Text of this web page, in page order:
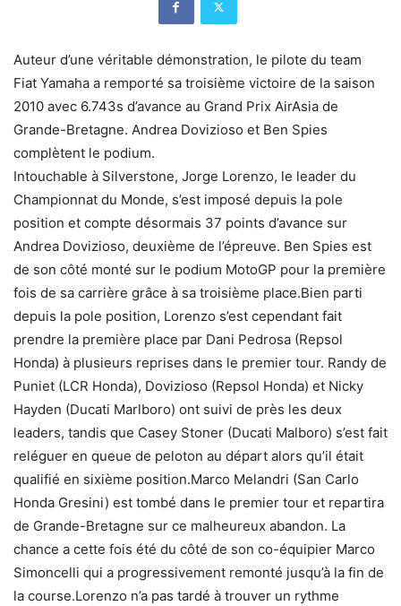
Auteur d’une véritable démonstration, le pilote du team
Fiat Yamaha a remporté sa troisième victoire de la saison
2010 avec 6.743s d’avance au Grand Prix AirAsia de
Grande-Bretagne. Andrea Dovizioso et Ben Spies
complètent le podium.
Intouchable à Silverstone, Jorge Lorenzo, le leader du
Championnat du Monde, s’est imposé depuis la pole
position et compte désormais 37 points d’avance sur
Andrea Dovizioso, deuxième de l’épreuve. Ben Spies est
de son côté monté sur le podium MotoGP pour la première
fois de sa carrière grâce à sa troisième place.Bien parti
depuis la pole position, Lorenzo s’est cependant fait
prendre la première place par Dani Pedrosa (Repsol
Honda) à plusieurs reprises dans le premier tour. Randy de
Puniet (LCR Honda), Dovizioso (Repsol Honda) et Nicky
Hayden (Ducati Marlboro) ont suivi de près les deux
leaders, tandis que Casey Stoner (Ducati Malboro) s’est fait
reléguer en queue de peloton au départ alors qu’il était
qualifié en sixième position.Marco Melandri (San Carlo
Honda Gresini) est tombé dans le premier tour et repartira
de Grande-Bretagne sur ce malheureux abandon. La
chance a cette fois été du côté de son co-équipier Marco
Simoncelli qui a progressivement remonté jusqu’à la fin de
la course.Lorenzo n’a pas tardé à trouver un rythme